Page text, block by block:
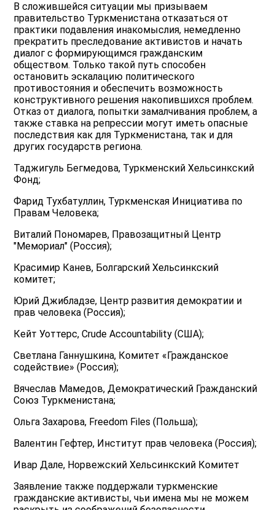
В сложившейся ситуации мы призываем
правительство Туркменистана отказаться от
практики подавления инакомыслия, немедленно
прекратить преследование активистов и начать
диалог с формирующимся гражданским
обществом. Только такой путь способен
остановить эскалацию политического
противостояния и обеспечить возможность
конструктивного решения накопившихся проблем.
Отказ от диалога, попытки замалчивания проблем, а
также ставка на репрессии могут иметь опасные
последствия как для Туркменистана, так и для
других государств региона.
Таджигуль Бегмедова, Туркменский Хельсинкский
Фонд;
Фарид Тухбатуллин, Туркменская Инициатива по
Правам Человека;
Виталий Пономарев, Правозащитный Центр
"Мемориал" (Россия);
Красимир Канев, Болгарский Хельсинкский
комитет;
Юрий Джибладзе, Центр развития демократии и
прав человека (Россия);
Кейт Уоттерс, Crude Accountability (США);
Светлана Ганнушкина, Комитет «Гражданское
содействие» (Россия);
Вячеслав Мамедов, Демократический Гражданский
Союз Туркменистана;
Ольга Захарова, Freedom Files (Польша);
Валентин Гефтер, Институт прав человека (Россия);
Ивар Дале, Норвежский Хельсинкский Комитет
Заявление также поддержали туркменские
гражданские активисты, чьи имена мы не можем